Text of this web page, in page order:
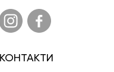
КОНТАКТИ